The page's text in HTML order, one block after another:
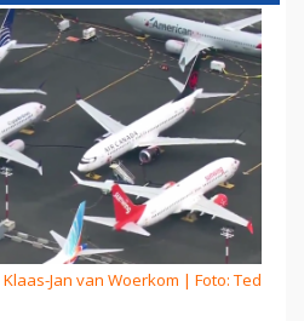
Klaas-Jan van Woerkom | Foto: Ted